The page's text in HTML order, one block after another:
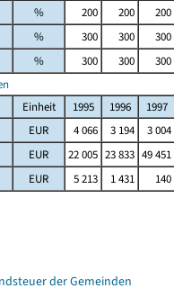
% 200 200 200
% 300 300 300
% 300 300 300
Einheit 1995 1996 1997
EUR 4 066 3 194 3 004
EUR 22 005 23 833 49 451
EUR 5 213 1 431 140
der Gemeinden